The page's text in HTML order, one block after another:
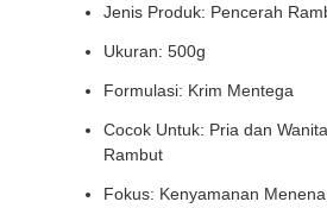
Jenis Produk: Pencerah
Ukuran: 500g
Formulasi: Krim Mentega
Cocok Untuk: Pria dan
Rambut
Fokus: Kenyamanan